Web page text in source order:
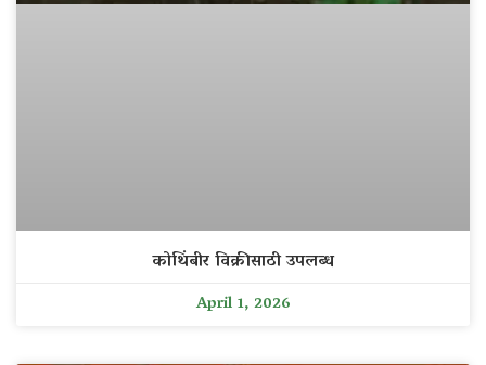
कोथिंबीर विक्रीसाठी उपलब्ध
April 1, 2026